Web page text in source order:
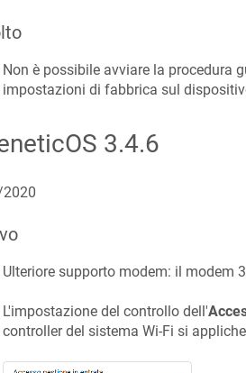
Non è possibile avviare la procedura
impostazioni di fabbrica sul
3.4.6
Ulteriore supporto modem: il modem
L'impostazione del controllo dell'
controller del sistema Wi‑Fi si